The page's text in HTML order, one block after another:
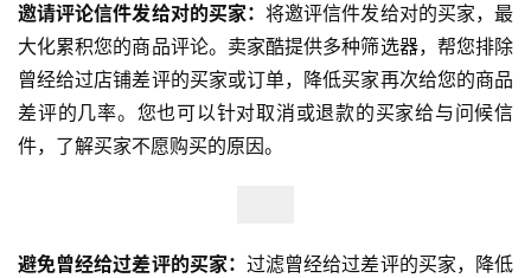
邀请评论信件发给对的买家：将邀评信件发给对的买家，最
大化累积您的商品评论。卖家酷提供多种筛选器，帮您排除
曾经给过店铺差评的买家或订单，降低买家再次给您的商品
差评的几率。您也可以针对取消或退款的买家给与问候信
件，了解买家不愿购买的原因。
避免曾经给过差评的买家： 过滤曾经给过差评的买家，降低